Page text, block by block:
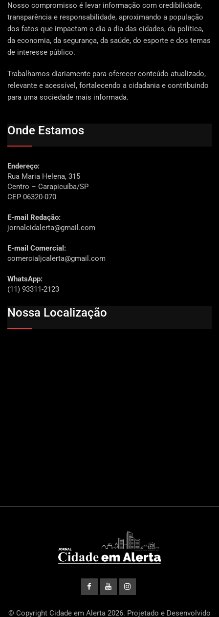
Nosso compromisso é levar informação com credibilidade,
transparência e responsabilidade, aproximando a população
dos fatos que impactam o dia a dia das cidades, da política,
da economia, da segurança, da saúde, do esporte e dos temas
de interesse público.
Trabalhamos diariamente para oferecer conteúdo atualizado,
relevante e acessível, fortalecendo a cidadania e contribuindo
para uma sociedade mais informada.
Onde Estamos
Endereço:
Rua Maria Helena, 315
Centro – Carapicuíba/SP
CEP 06320-070
E-mail Redação:
jornalcidalerta@gmail.com
E-mail Comercial:
comercialjcalerta@gmail.com
WhatsApp:
(11) 93311-2123
Nossa Localização
© Copyright Cidade em Alerta 2026. Projetado e Desenvolvido